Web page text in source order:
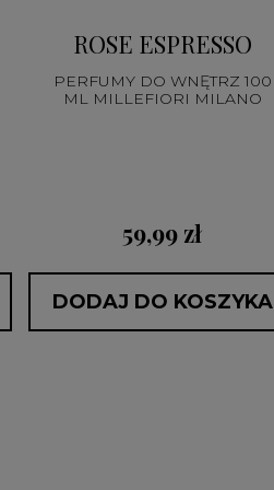
ROSE ESPRESSO
PERFUMY DO WNĘTRZ 100
ML MILLEFIORI MILANO
59,99 zł
DODAJ DO KOSZYKA